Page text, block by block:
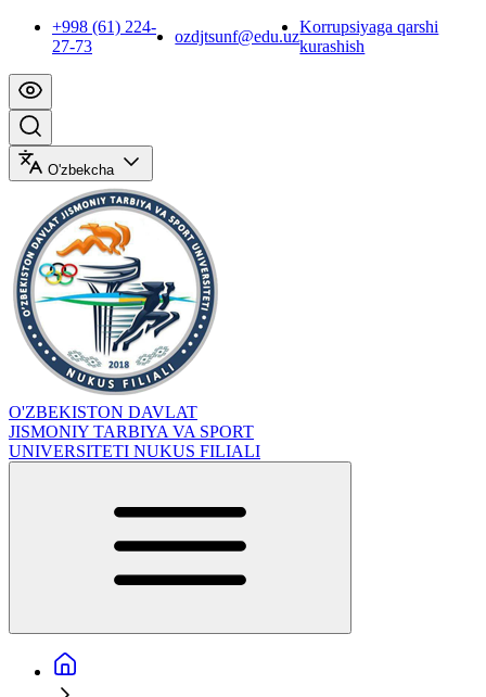
+998 (61) 224-
27-73
ozdjtsunf@edu.uz
Korrupsiyaga qarshi
kurashish
O'zbekcha
O'ZBEKISTON DAVLAT
JISMONIY TARBIYA VA SPORT
UNIVERSITETI NUKUS FILIALI